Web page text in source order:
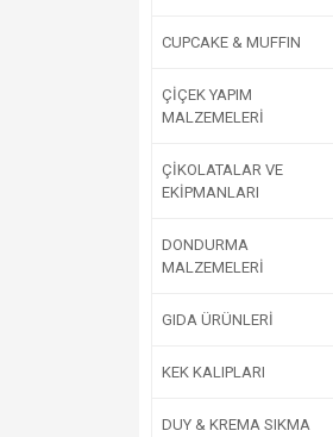
CUPCAKE & MUFFIN
ÇİÇEK YAPIM
MALZEMELERİ
ÇİKOLATALAR VE
EKİPMANLARI
DONDURMA
MALZEMELERİ
GIDA ÜRÜNLERİ
KEK KALIPLARI
DUY & KREMA SIKMA